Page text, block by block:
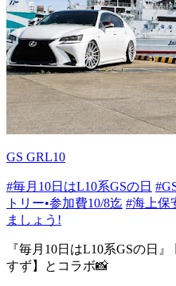
GS GRL10
#毎月10日はL10系GSの日
トリー•参加費10/8迄 #海上保
ましょう!
『毎月10日はL10系GSの日
すず】とコラボ📸